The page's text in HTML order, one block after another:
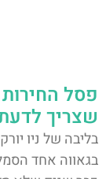
שצריך
בליבה של ניו
בגאווה אחד